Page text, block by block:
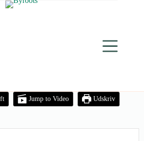
Jump to Video Udskriv